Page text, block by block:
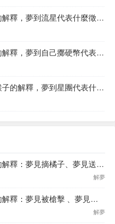
12 個夢見星空的解釋，夢到流星代表什麼徵兆？
25 個夢見錢幣的解釋，夢到自己擲硬幣代表什麼徵兆？
11 個夢見一群猴子的解釋，夢到星團代表什麼徵兆？
15 個夢見橘子的解釋：夢見摘橘子、夢見送橘子
解夢
10 個夢見開槍的解釋：夢見被槍擊 、夢見被槍威脅
解夢